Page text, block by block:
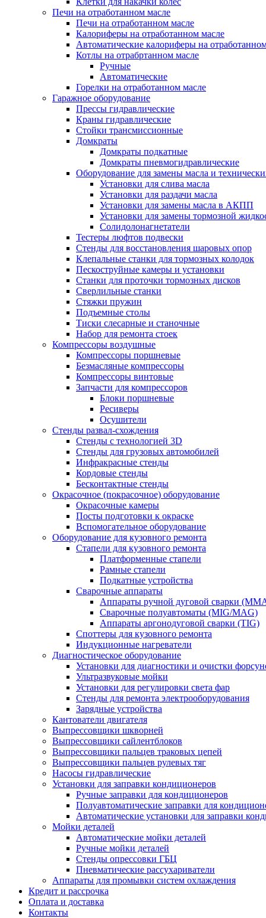
Печи на отработанном масле
Печи на отработанном масле
Калориферы на отработанном масле
Автоматические калориферы на
Котлы на отрабртанном масле
Ручные
Автоматические
Горелки на отработанном масле
Гаражное оборудование
Прессы гидравлические
Краны гидравлические
Стойки трансмиссионные
Домкраты
Домкраты подкатные
Домкраты пневмогидравлические
Оборудование для замены масла и
Установки для слива масла
Установки для раздачи масла
Установки для замены масла в АКПП
Установки для замены тормозной
Солидолонагнетатели
Тестеры люфтов подвески
Стенды для восстановления шаровых опор
Клепальные станки для тормозных колодок
Пескоструйные камеры и установки
Станки для проточки тормозных дисков
Сверлильные станки
Стяжки пружин
Подъемные столы
Тиски слесарные и станочные
Набор для ремонта стоек
Компрессоры воздушные
Компрессоры поршневые
Безмасляные компрессоры
Компрессоры винтовые
Запчасти для компрессоров
Блоки поршневые
Ресиверы
Осушители
Стенды развал-схождения
Стенды с технологией 3D
Стенды для грузовых автомобилей
Инфракрасные стенды
Кордовые стенды
Бесконтактные стенды
Окрасочное (покрасочное) оборудование
Окрасочные камеры
Посты подготовки к окраске
Вспомогательное оборудование
Оборудование для кузовного ремонта
Стапели для кузовного ремонта
Платформенные стапели
Рамные стапели
Подкатные устройства
Сварочные аппараты
Аппараты ручной дуговой сварки
Сварочные полуавтоматы (MIG/MAG)
Аппараты аргонодуговой сварки (TIG)
Споттеры для кузовного ремонта
Индукционные нагреватели
Диагностическое оборудование
Установки для диагностики и очистки
Ультразвуковые мойки
Установки для регулировки света фар
Стенды для ремонта электрооборудования
Зарядные устройства
Кантователи двигателя
Выпрессовщики шкворней
Выпрессовщики сайлентблоков
Выпрессовщики пальцев траковых цепей
Выпрессовщики пальцев рулевых тяг
Насосы гидравлические
Установки для заправки кондиционеров
Ручные заправки для кондиционеров
Полуавтоматические заправки для
Автоматические установки для заправки
Мойки деталей
Автоматические мойки деталей
Ручные мойки деталей
Стенды опрессовки ГБЦ
Пневматические рассухариватели
Аппараты для промывки систем охлаждения
Кредит и рассрочка
Оплата и доставка
Контакты